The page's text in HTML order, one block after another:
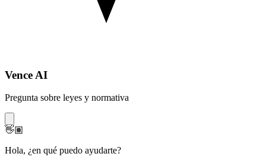
Vence AI
Pregunta sobre leyes y normativa
👋🏽
Hola, ¿en qué puedo ayudarte?